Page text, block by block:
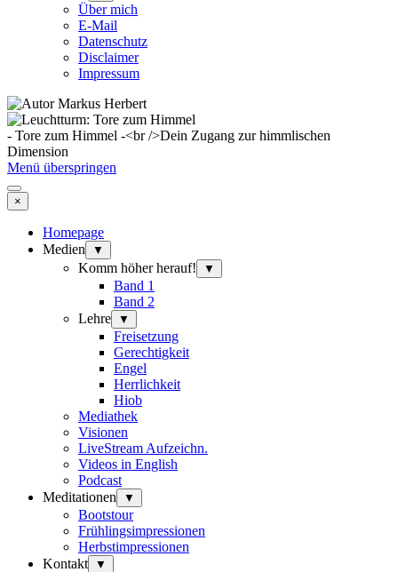
Über mich
E-Mail
Datenschutz
Disclaimer
Impressum
- Tore zum Himmel -<br />Dein Zugang zur himmlischen
Dimension
Menü überspringen
×
Homepage
Medien
▼
Komm höher herauf! ▼
Band 1
Band 2
Lehre
▼
Freisetzung
Gerechtigkeit
Engel
Herrlichkeit
Hiob
Mediathek
Visionen
LiveStream Aufzeichn.
Videos in English
Podcast
Meditationen
▼
Bootstour
Frühlingsimpressionen
Herbstimpressionen
Kontakt
▼